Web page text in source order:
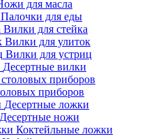
для масла
Палочки для еды
Вилки для стейка
Вилки для улиток
Вилки для устриц
Десертные вилки
приборов
Десертные ложки
Десертные ножи
Коктейльные ложки